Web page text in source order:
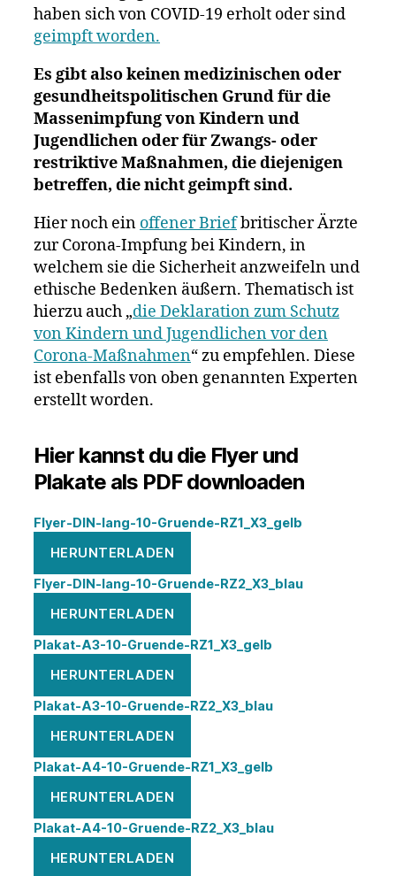
haben sich von COVID-19 erholt oder sind
geimpft worden.
Es gibt also keinen medizinischen oder
gesundheitspolitischen Grund für die
Massenimpfung von Kindern und
Jugendlichen oder für Zwangs- oder
restriktive Maßnahmen, die diejenigen
betreffen, die nicht geimpft sind.
Hier noch ein offener Briefbritischer Ärzte
zur Corona-Impfung bei Kindern, in
welchem sie die Sicherheit anzweifeln und
ethische Bedenken äußern. Thematisch ist
hierzu auch „die Deklaration zum Schutz
von Kindern und Jugendlichen vor den
Corona-Maßnahmen“ zu empfehlen. Diese
ist ebenfalls von oben genannten Experten
erstellt worden.
Hier kannst du die Flyer und
Plakate als PDF downloaden
Flyer-DIN-lang-10-Gruende-RZ1_X3_gelb
HERUNTERLADEN
Flyer-DIN-lang-10-Gruende-RZ2_X3_blau
HERUNTERLADEN
Plakat-A3-10-Gruende-RZ1_X3_gelb
HERUNTERLADEN
Plakat-A3-10-Gruende-RZ2_X3_blau
HERUNTERLADEN
Plakat-A4-10-Gruende-RZ1_X3_gelb
HERUNTERLADEN
Plakat-A4-10-Gruende-RZ2_X3_blau
HERUNTERLADEN